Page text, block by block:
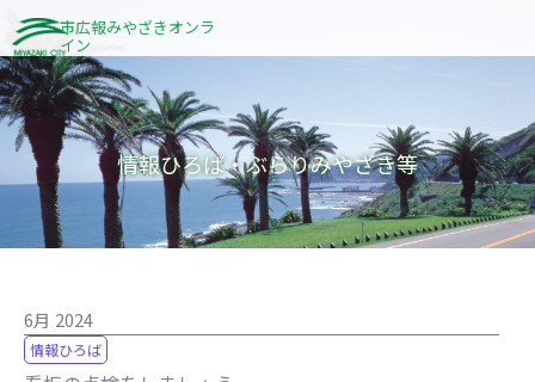
容
を
ス
キ
市広報みやざきオンラ
イン
情報ひろば・ぶらりみやざき等
6月 2024
情報ひろば